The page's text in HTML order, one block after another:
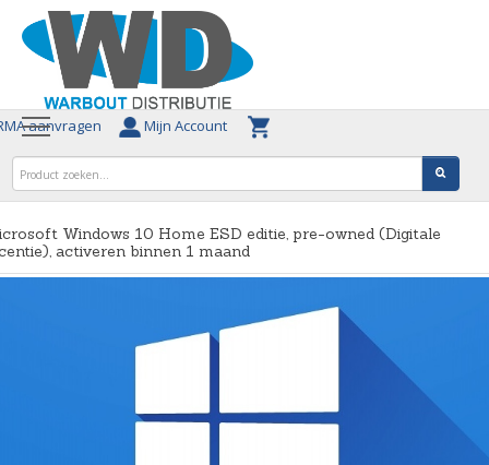
aanvragen Mijn Account
Windows 10 Home ESD editie, pre-owned (Digitale
activeren binnen 1 maand